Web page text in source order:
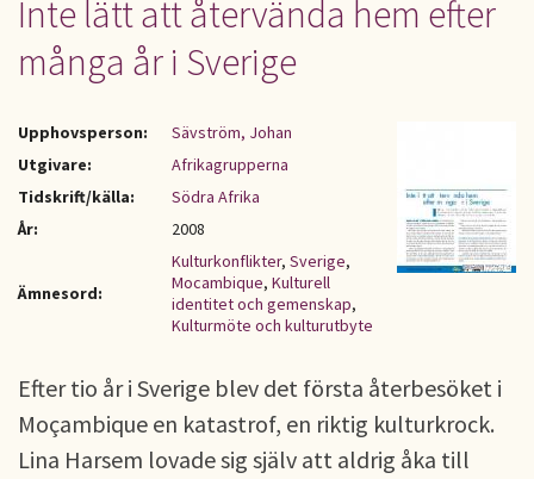
Inte lätt att återvända hem efter
många år i Sverige
Upphovsperson:
Sävström, Johan
Utgivare:
Afrikagrupperna
Tidskrift/källa:
Södra Afrika
År:
2008
Ämnesord:
Kulturkonflikter, Sverige,
Mocambique, Kulturell
identitet och gemenskap,
Kulturmöte och kulturutbyte
Efter tio år i Sverige blev det första återbesöket i
Moçambique en katastrof, en riktig kulturkrock.
Lina Harsem lovade sig själv att aldrig åka till